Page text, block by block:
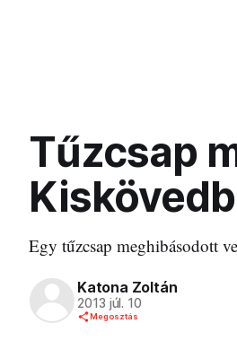
Tűzcsap
Egy tűzcsap meghibásodott
Katona Zoltán
2013 júl. 10
Megosztás